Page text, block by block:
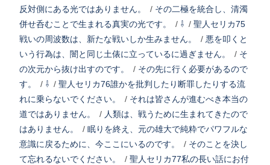
反対側にある光ではありません。
/ その二極を統合し、清濁
併せ呑むことで生まれる真実の光です。
/ ⇩ / 聖人セリカ75
戦いの周波数は、新たな戦いしか生みません。
/ 悪を叩くと
いう行為は、闇と同じ土俵に立っているに過ぎません。
/ そ
の次元から抜け出すのです。
/ その先に行く必要があるので
す。
/ ⇩ / 聖人セリカ76誰かを批判したり断罪したりする流
れに乗らないでください。
/ それは皆さんが進むべき本当の
道ではありません。
/ 人類は、戦うために生まれてきたので
はありません。
/ 眠りを終え、元の雄大で純粋でパワフルな
意識に戻るために、今ここにいるのです。
/ そのことを決し
て忘れるないでください。
/ 聖人セリカ77私の長い話にお付